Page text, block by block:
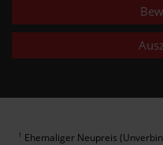
1 Ehemaliger Neupreis